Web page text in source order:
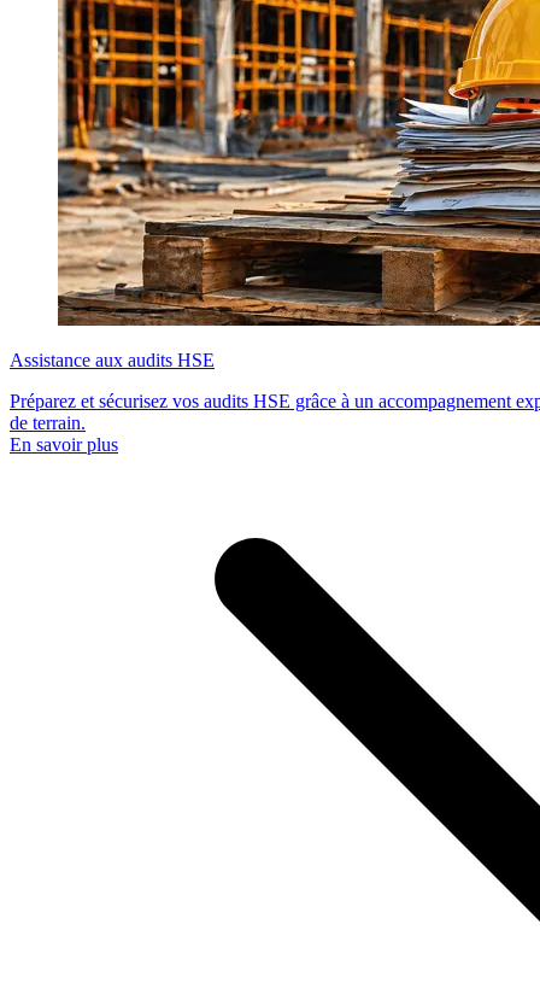
équipements sont illégales. Le technicien doit pouvoir présenter son
attestation lors de toute intervention.
Assistance aux audits HSE
Préparez et sécurisez vos audits HSE grâce à un accompagnement
de terrain.
En savoir plus